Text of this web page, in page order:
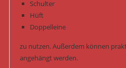
Schulter
Hüft
Doppelleine
zu nutzen. Außerdem können
angehängt werden.